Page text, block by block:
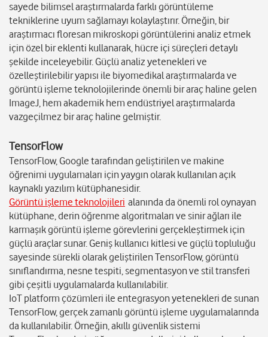
sayede bilimsel araştırmalarda farklı görüntüleme
tekniklerine uyum sağlamayı kolaylaştırır. Örneğin, bir
araştırmacı floresan mikroskopi görüntülerini analiz etmek
için özel bir eklenti kullanarak, hücre içi süreçleri detaylı
şekilde inceleyebilir. Güçlü analiz yetenekleri ve
özelleştirilebilir yapısı ile biyomedikal araştırmalarda ve
görüntü işleme teknolojilerinde önemli bir araç haline gelen
ImageJ, hem akademik hem endüstriyel araştırmalarda
vazgeçilmez bir araç haline gelmiştir.
TensorFlow
TensorFlow, Google tarafından geliştirilen ve makine
öğrenimi uygulamaları için yaygın olarak kullanılan açık
kaynaklı yazılım kütüphanesidir.
Görüntü işleme teknolojileri alanında da önemli rol oynayan
kütüphane, derin öğrenme algoritmaları ve sinir ağları ile
karmaşık görüntü işleme görevlerini gerçekleştirmek için
güçlü araçlar sunar. Geniş kullanıcı kitlesi ve güçlü topluluğu
sayesinde sürekli olarak geliştirilen TensorFlow, görüntü
sınıflandırma, nesne tespiti, segmentasyon ve stil transferi
gibi çeşitli uygulamalarda kullanılabilir.
IoT platform çözümleri ile entegrasyon yetenekleri de sunan
TensorFlow, gerçek zamanlı görüntü işleme uygulamalarında
da kullanılabilir. Örneğin, akıllı güvenlik sistemi